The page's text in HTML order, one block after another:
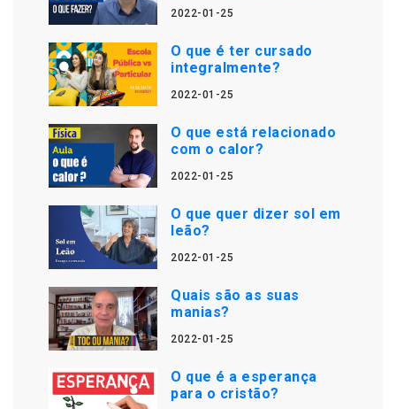
2022-01-25
O que é ter cursado
integralmente?
2022-01-25
O que está relacionado
com o calor?
2022-01-25
O que quer dizer sol em
leão?
2022-01-25
Quais são as suas
manias?
2022-01-25
O que é a esperança
para o cristão?